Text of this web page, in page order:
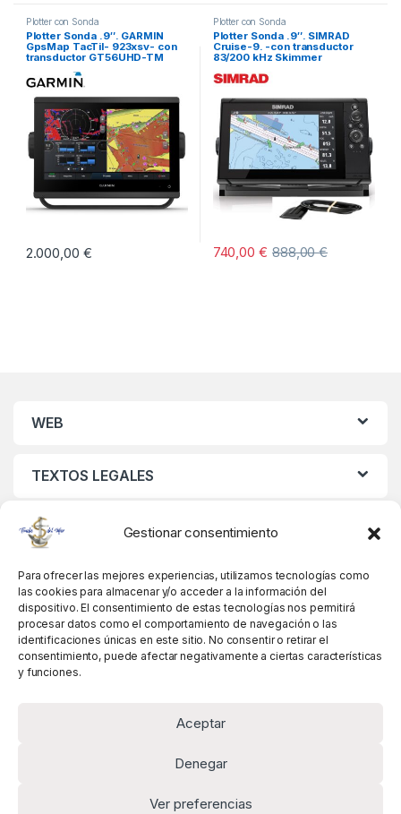
Gestionar consentimiento
Para ofrecer las mejores experiencias, utilizamos tecnologías como
las cookies para almacenar y/o acceder a la información del
dispositivo. El consentimiento de estas tecnologías nos permitirá
procesar datos como el comportamiento de navegación o las
identificaciones únicas en este sitio. No consentir o retirar el
consentimiento, puede afectar negativamente a ciertas características
y funciones.
Aceptar
Denegar
Ver preferencias
Plotter con Sonda
Plotter Sonda .9″. GARMIN
GpsMap TacTil- 923xsv- con
transductor GT56UHD-TM
2.000,00 €
Plotter con Sonda
Plotter Sonda .9″. SIMRAD
Cruise-9. -con transductor
83/200 kHz Skimmer
740,00 € 888,00€
WEB
TEXTOS LEGALES
MIS DATOS